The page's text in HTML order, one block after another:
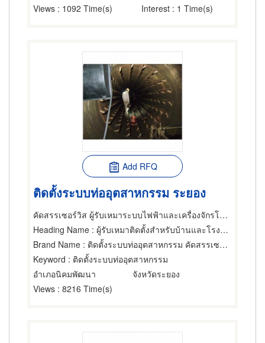
Views : 1092 Time(s) Interest : 1 Time(s)
Add RFQ
ติดตั้งระบบท่ออุตสาหกรรม ระยอง
คัดสรรเซอร์วิส ผู้รับเหมาระบบไฟฟ้าและเครื่องจักรโรงงาน
Heading Name : ผู้รับเหมาติดตั้งสำหรับบ้านและโรงงานไฟฟ้า,ท่อ ผู้รับเหมาวาง,ผู้รับเหมาทำท่อ
Brand Name : ติดตั้งระบบท่ออุตสาหกรรม คัดสรรเซอร์วิส ระยอง
Keyword : ติดตั้งระบบท่ออุตสาหกรรม
อำเภอนิคมพัฒนา
จังหวัดระยอง
Views : 8216 Time(s)